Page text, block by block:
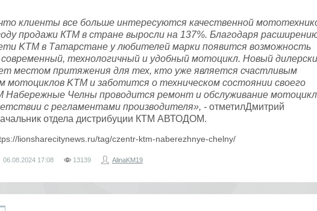
клиенты все больше интересуются качественной
продажи КТМ в стране выросли на 137%. Благодаря
KTMв Татарстане у любителей марки появится возможность
технологичный и удобный мотоцикл. Новый
местом притяжения для тех, кто уже является счастливым
мотоциклов KTMи заботится о техническом состоянии своего
Набережные Челны проводится ремонт и обслуживание
с регламентами производителя», - отметилДмитрий
отдела дистрибуции КТМ АВТОДОМ.
lionsharecitynews.ru/tag/czentr-ktm-naberezhnye-chelny/
06.08.2024 17:08 13139 AlinaKM19